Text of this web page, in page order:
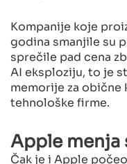
Kompanije koje
godina smanjile su
sprečile pad cena
AI eksploziju, to je
memorije za obične
tehnološke firme.
Apple
Čak je i Apple